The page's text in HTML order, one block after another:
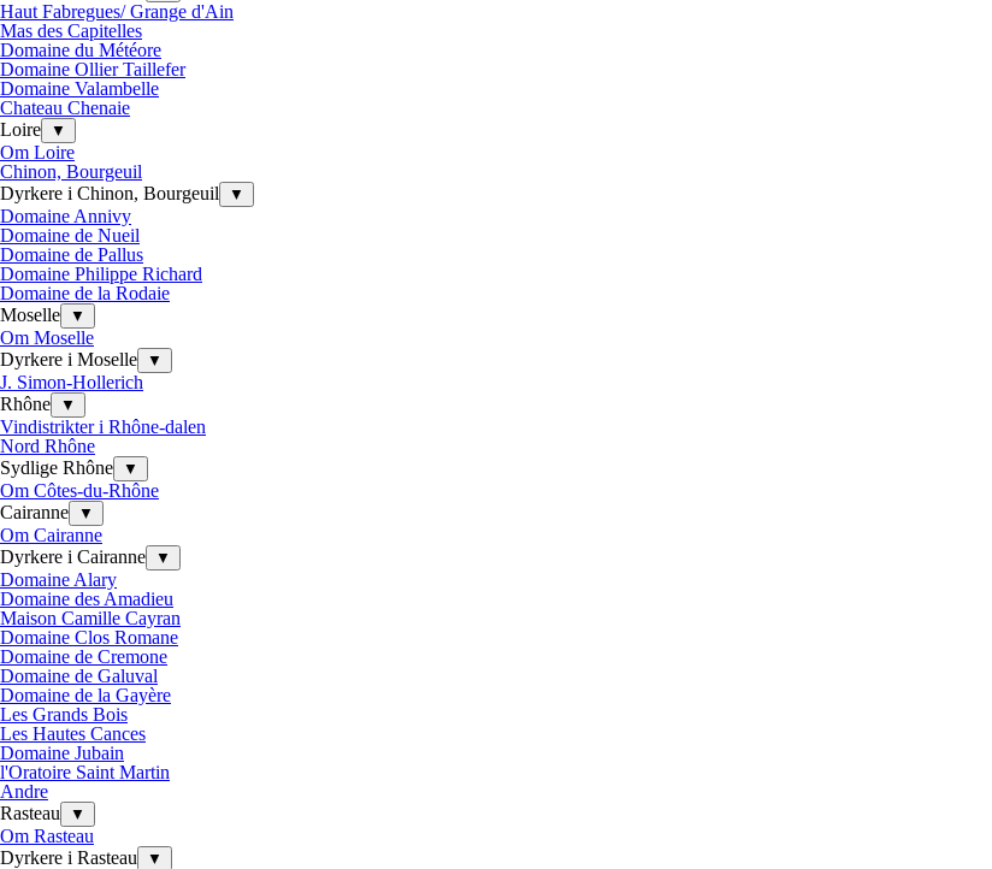
Haut Fabregues/ Grange d'Ain
Mas des Capitelles
Domaine du Météore
Domaine Ollier Taillefer
Domaine Valambelle
Chateau Chenaie
Loire
▼
Om Loire
Chinon, Bourgeuil
Dyrkere i Chinon, Bourgeuil
▼
Domaine Annivy
Domaine de Nueil
Domaine de Pallus
Domaine Philippe Richard
Domaine de la Rodaie
Moselle
▼
Om Moselle
Dyrkere i Moselle
▼
J. Simon-Hollerich
Rhône
▼
Vindistrikter i Rhône-dalen
Nord Rhône
Sydlige Rhône
▼
Om Côtes-du-Rhône
Cairanne
▼
Om Cairanne
Dyrkere i Cairanne
▼
Domaine Alary
Domaine des Amadieu
Maison Camille Cayran
Domaine Clos Romane
Domaine de Cremone
Domaine de Galuval
Domaine de la Gayère
Les Grands Bois
Les Hautes Cances
Domaine Jubain
l'Oratoire Saint Martin
Andre
Rasteau
▼
Om Rasteau
Dyrkere i Rasteau
▼